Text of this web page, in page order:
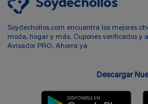
Soydechollos.com encuentra los mejores
moda, hogar y más. Cupones verificados y
Avisador PRO. Ahorra ya
Descargar